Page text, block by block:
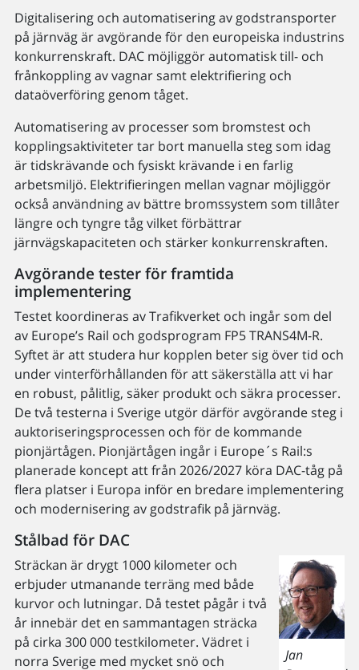
Digitalisering och automatisering av godstransporter
på järnväg är avgörande för den europeiska industrins
konkurrenskraft. DAC möjliggör automatisk till- och
frånkoppling av vagnar samt elektrifiering och
dataöverföring genom tåget.
Automatisering av processer som bromstest och
kopplingsaktiviteter tar bort manuella steg som idag
är tidskrävande och fysiskt krävande i en farlig
arbetsmiljö. Elektrifieringen mellan vagnar möjliggör
också användning av bättre bromssystem som tillåter
längre och tyngre tåg vilket förbättrar
järnvägskapaciteten och stärker konkurrenskraften.
Avgörande tester för framtida
implementering
Testet koordineras av Trafikverket och ingår som del
av Europe’s Rail och godsprogram FP5 TRANS4M-R.
Syftet är att studera hur kopplen beter sig över tid och
under vinterförhållanden för att säkerställa att vi har
en robust, pålitlig, säker produkt och säkra processer.
De två testerna i Sverige utgör därför avgörande steg i
auktoriseringsprocessen och för de kommande
pionjärtågen. Pionjärtågen ingår i Europe´s Rail:s
planerade koncept att från 2026/2027 köra DAC-tåg på
flera platser i Europa inför en bredare implementering
och modernisering av godstrafik på järnväg.
Stålbad för DAC
Jan
Sträckan är drygt 1000 kilometer och
erbjuder utmanande terräng med både
kurvor och lutningar. Då testet pågår i två
år innebär det en sammantagen sträcka
på cirka 300 000 testkilometer. Vädret i
norra Sverige med mycket snö och